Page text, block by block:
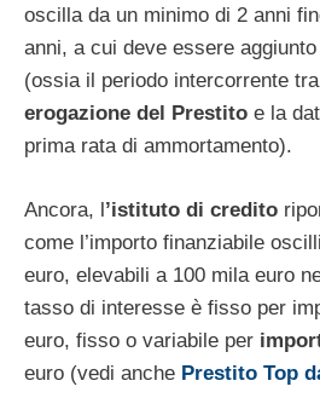
oscilla da un minimo di 2 anni
anni, a cui deve essere aggiunto
(ossia il periodo intercorrente
erogazione del Prestito e la
prima rata di ammortamento).
Ancora, l’istituto di credito
come l’importo finanziabile
euro, elevabili a 100 mila euro
tasso di interesse è fisso per
euro, fisso o variabile per
euro (vedi anche Prestito Top